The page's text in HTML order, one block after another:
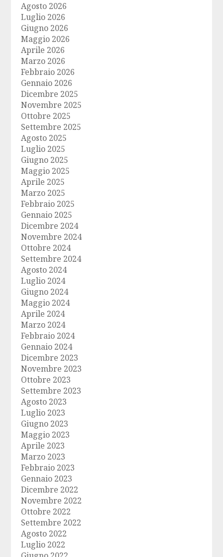
Agosto 2026
Luglio 2026
Giugno 2026
Maggio 2026
Aprile 2026
Marzo 2026
Febbraio 2026
Gennaio 2026
Dicembre 2025
Novembre 2025
Ottobre 2025
Settembre 2025
Agosto 2025
Luglio 2025
Giugno 2025
Maggio 2025
Aprile 2025
Marzo 2025
Febbraio 2025
Gennaio 2025
Dicembre 2024
Novembre 2024
Ottobre 2024
Settembre 2024
Agosto 2024
Luglio 2024
Giugno 2024
Maggio 2024
Aprile 2024
Marzo 2024
Febbraio 2024
Gennaio 2024
Dicembre 2023
Novembre 2023
Ottobre 2023
Settembre 2023
Agosto 2023
Luglio 2023
Giugno 2023
Maggio 2023
Aprile 2023
Marzo 2023
Febbraio 2023
Gennaio 2023
Dicembre 2022
Novembre 2022
Ottobre 2022
Settembre 2022
Agosto 2022
Luglio 2022